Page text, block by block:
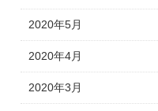
2020年5月
2020年4月
2020年3月